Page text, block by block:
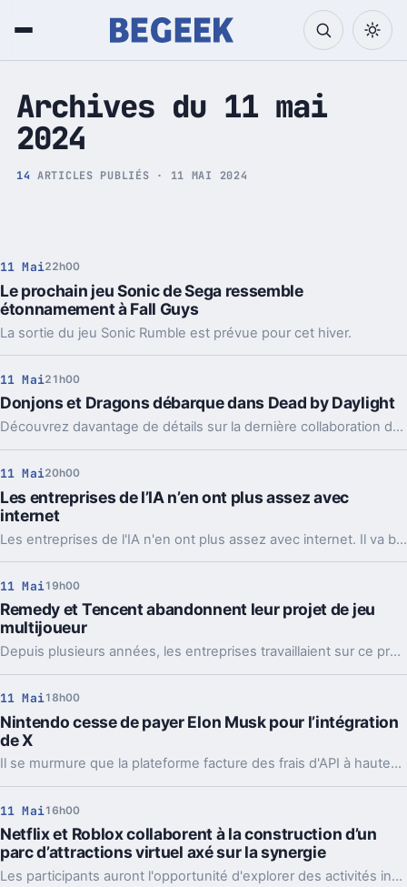
Tech et Pop culture
Archives du 11 mai
2024
14 ARTICLES PUBLIÉS · 11 MAI 2024
11 Mai22h00
Le prochain jeu Sonic de Sega ressemble
étonnamement à Fall Guys
La sortie du jeu Sonic Rumble est prévue pour cet hiver.
11 Mai21h00
Donjons et Dragons débarque dans Dead by Daylight
Découvrez davantage de détails sur la dernière collaboration du succès d'horreur la semaine prochaine.
11 Mai20h00
Les entreprises de l’IA n’en ont plus assez avec
internet
Les entreprises de l'IA n'en ont plus assez avec internet. Il va bientôt falloir composer avec une pénurie de contenus de grande qualité. Que faire alors ?
11 Mai19h00
Remedy et Tencent abandonnent leur projet de jeu
multijoueur
Depuis plusieurs années, les entreprises travaillaient sur ce projet qu'elles ont réorienté l'année dernière.
11 Mai18h00
Nintendo cesse de payer Elon Musk pour l’intégration
de X
Il se murmure que la plateforme facture des frais d'API à hauteur de 42 000 dollars par mois.
11 Mai16h00
Netflix et Roblox collaborent à la construction d’un
parc d’attractions virtuel axé sur la synergie
Les participants auront l'opportunité d'explorer des activités inspirées de Stranger Things, One Piece et Rebel Moon.